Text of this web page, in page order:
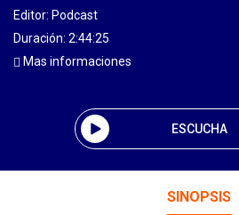
Editor: Podcast
Duración: 2:44:25
Mas informaciones
ESCUCHA
SINOPSIS